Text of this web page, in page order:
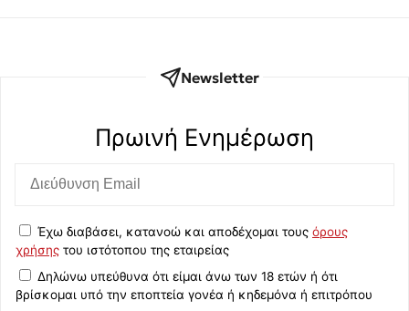
Newsletter
Πρωινή Eνημέρωση
Έχω διαβάσει, κατανοώ και αποδέχομαι τους όρους
χρήσης του ιστότοπου της εταιρείας
Δηλώνω υπεύθυνα ότι είμαι άνω των 18 ετών ή ότι
βρίσκομαι υπό την εποπτεία γονέα ή κηδεμόνα ή επιτρόπου